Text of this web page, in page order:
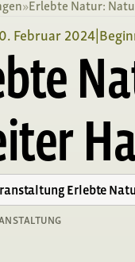
»Erlebte Natur:
Februar 2024
Erlebte